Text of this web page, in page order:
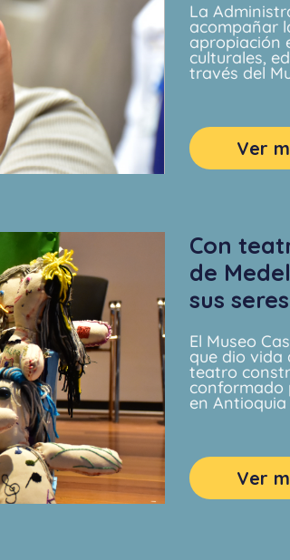
La
acompañar
apropiación
culturales,
través del
Ver
Con
de
sus
El Museo
que dio vida
teatro
conformado
en
Ver